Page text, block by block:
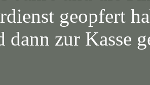
geopfert
dann zur Kasse